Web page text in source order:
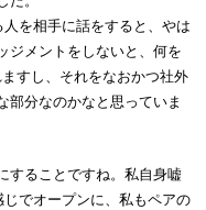
を相手に話をすると、やは
ジメントをしないと、何を
すし、それをなおかつ社外
部分なのかなと思っていま
することですね。私自身嘘
じでオープンに、私もペアの